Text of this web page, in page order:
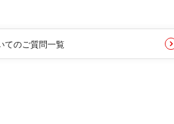
てのご質問一覧